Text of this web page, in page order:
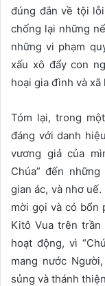
đúng đắn về tội
chống lại những
những vi phạm
xấu xô đẩy con
hoại gia đình và
Tóm lại, trong
đáng với danh
vương giả của
Chúa” đến
gian ác, và nhơ
mời gọi và có bổn
Kitô Vua trên
hoạt động, vì
mang nước
sủng và thánh